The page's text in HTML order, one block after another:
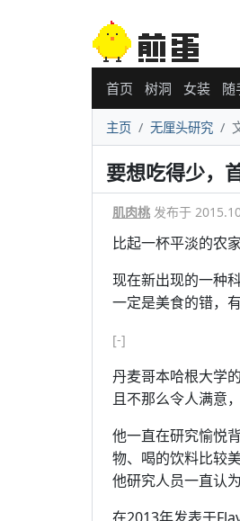
首页 树洞 女装 随
主页 无厘头研究
要想吃得少，
肌肉桃 发布于
比起一杯平淡的农
现在新出现的一种
一定是美食的错，
[-]
丹麦哥本哈根大学
且不那么令人满意
他一直在研究愉悦
物、喝的饮料比较
他研究人员一直认